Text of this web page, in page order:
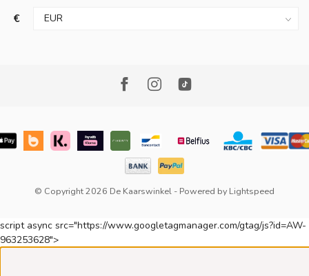
€
© Copyright 2026 De Kaarswinkel - Powered by Lightspeed
script async src="https://www.googletagmanager.com/gtag/js?id=AW-
963253628">